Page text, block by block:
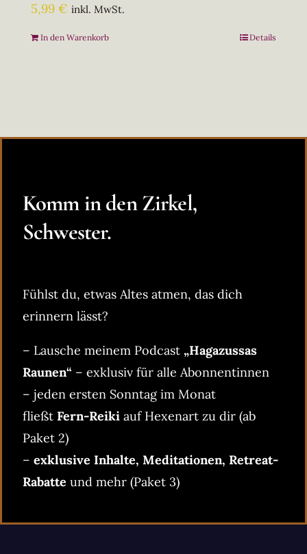
5,99 € inkl. MwSt.
In den Warenkorb Details
Komm in den Zirkel,
Schwester.
Fühlst du, etwas Altes atmen, das dich
erinnern lässt?
– Lausche meinem Podcast „Hagazussas
Raunen“ – exklusiv für alle Abonnentinnen
– jeden ersten Sonntag im Monat
fließt Fern-Reiki auf Hexenart zu dir (ab
Paket 2)
– exklusive Inhalte, Meditationen, Retreat-
Rabatte und mehr (Paket 3)